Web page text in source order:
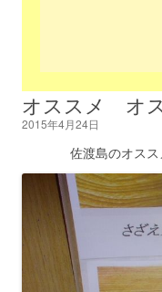
オススメ オス
2015年4月24日
佐渡島のオス